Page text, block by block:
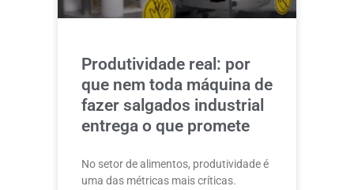
Produtividade real: por
que nem toda máquina de
fazer salgados industrial
entrega o que promete
No setor de alimentos, produtividade é
uma das métricas mais críticas.